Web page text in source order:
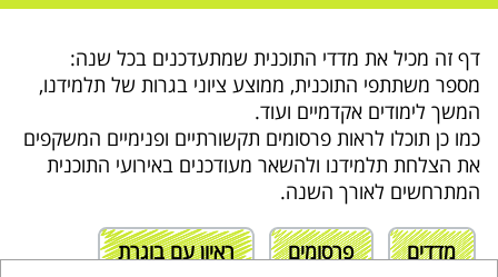
דף זה מכיל את מדדי התוכנית שמתעדכנים בכל שנה:
מספר משתתפי התוכנית, ממוצע ציוני בגרות של תלמידנו,
המשך לימודים אקדמיים ועוד.
כמו כן תוכלו לראות פרסומים תקשורתיים ופנימיים המשקפים
את הצלחת תלמידנו ולהשאר מעודכנים באירועי התוכנית
המתרחשים לאורך השנה.
מדדים פרסומים ראיון עם בוגרת